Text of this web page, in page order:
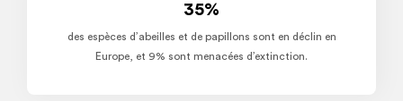
35%
des espèces d’abeilles et de papillons sont en déclin en
Europe, et 9% sont menacées d’extinction.